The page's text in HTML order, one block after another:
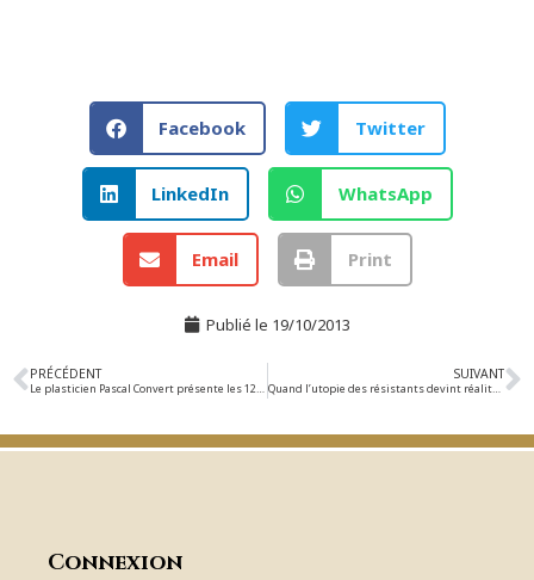
Facebook Twitter
LinkedIn WhatsApp
Email Print
Publié le 19/10/2013
PRÉCÉDENT
Le plasticien Pascal Convert présente les 12 et 13 octobre au Cinématographe son travail de cinéaste
SUIVANT
Quand l’utopie des résistants devint réalité, le film les Jours heureux, de Gilles Perret, retrace la véritable histoire de la création du modèle social français.
Connexion